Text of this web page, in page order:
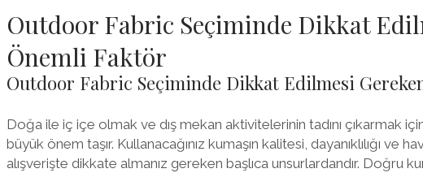
Outdoor Fabric Seçiminde Dikkat
Önemli Faktör
Outdoor Fabric Seçiminde Dikkat Edilmesi
Doğa ile iç içe olmak ve dış mekan aktivitelerinin tadını çıkarmak
büyük önem taşır. Kullanacağınız kumaşın kalitesi, dayanıklılığı ve
alışverişte dikkate almanız gereken başlıca unsurlardandır. Doğru